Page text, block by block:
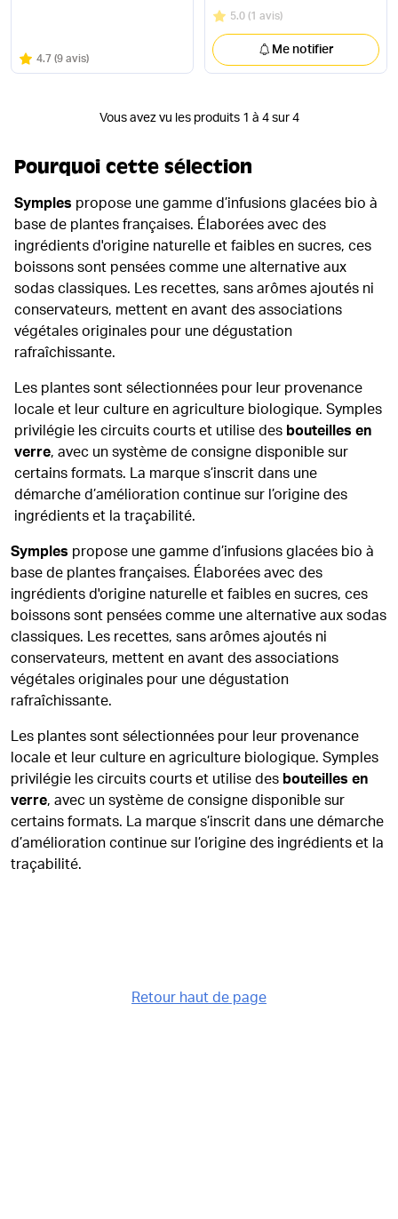
Retour haut de page
Note
4.7 sur 5
(9 avis)
Note
5.0 sur 5
(1 avis)
Me notifier
Vous avez vu les produits 1 à 4 sur 4
Pourquoi cette sélection
Symples propose une gamme d’infusions glacées bio à
base de plantes françaises. Élaborées avec des
ingrédients d'origine naturelle et faibles en sucres, ces
boissons sont pensées comme une alternative aux
sodas classiques. Les recettes, sans arômes ajoutés ni
conservateurs, mettent en avant des associations
végétales originales pour une dégustation
rafraîchissante.
Les plantes sont sélectionnées pour leur provenance
locale et leur culture en agriculture biologique. Symples
privilégie les circuits courts et utilise des bouteilles en
verre, avec un système de consigne disponible sur
certains formats. La marque s’inscrit dans une
démarche d’amélioration continue sur l’origine des
ingrédients et la traçabilité.
Symples propose une gamme d’infusions glacées bio à
base de plantes françaises. Élaborées avec des
ingrédients d'origine naturelle et faibles en sucres, ces
boissons sont pensées comme une alternative aux sodas
classiques. Les recettes, sans arômes ajoutés ni
conservateurs, mettent en avant des associations
végétales originales pour une dégustation
rafraîchissante.
Les plantes sont sélectionnées pour leur provenance
locale et leur culture en agriculture biologique. Symples
privilégie les circuits courts et utilise des bouteilles en
verre, avec un système de consigne disponible sur
certains formats. La marque s’inscrit dans une démarche
d’amélioration continue sur l’origine des ingrédients et la
traçabilité.